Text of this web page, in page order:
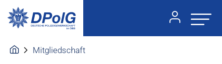
Mitgliedschaft